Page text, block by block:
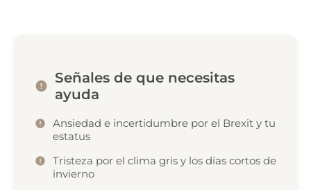
Señales de que necesitas
ayuda
Ansiedad e incertidumbre por el Brexit y tu
estatus
Tristeza por el clima gris y los días cortos de
invierno